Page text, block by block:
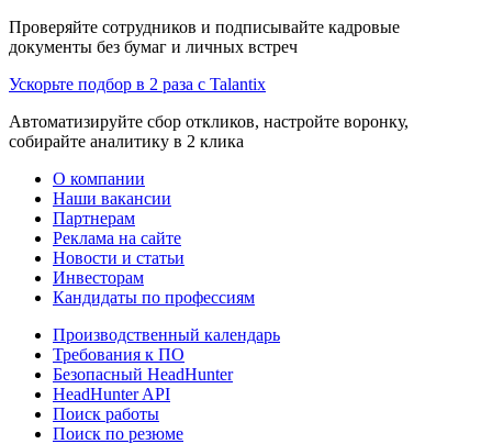
Проверяйте сотрудников и подписывайте кадровые
документы без бумаг и личных встреч
Ускорьте подбор в 2 раза с Talantix
Автоматизируйте сбор откликов, настройте воронку,
собирайте аналитику в 2 клика
О компании
Наши вакансии
Партнерам
Реклама на сайте
Новости и статьи
Инвесторам
Кандидаты по профессиям
Производственный календарь
Требования к ПО
Безопасный HeadHunter
HeadHunter API
Поиск работы
Поиск по резюме